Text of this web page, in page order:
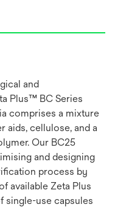
and
Plus™ BC Series
comprises a mixture
aids, cellulose, and a
Our BC25
and designing
process by
available Zeta Plus
single-use capsules